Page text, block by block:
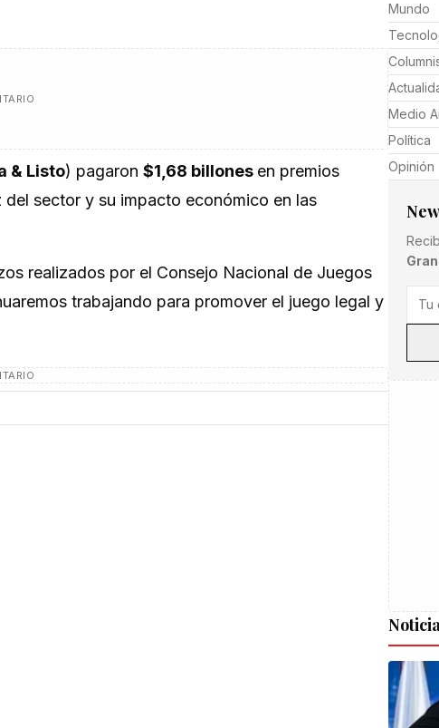
& Listo) pagaron $1,68 billones en premios
sector y su impacto económico en las
realizados por el Consejo Nacional de Juegos
trabajando para promover el juego legal y
Mundo
Medio
Política
Opinión